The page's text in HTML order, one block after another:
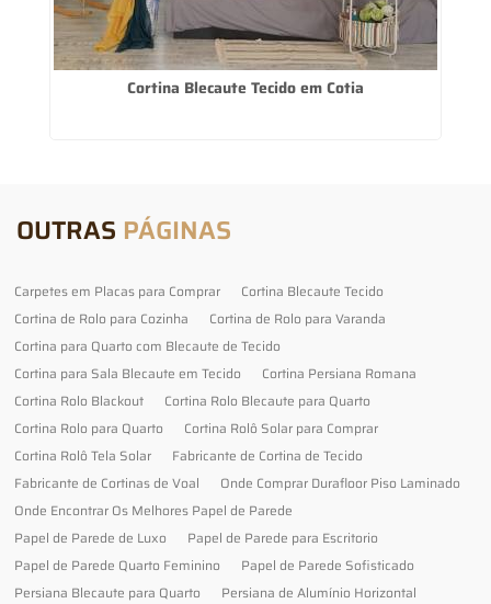
Cortina Blecaute Tecido em Cotia
OUTRAS PÁGINAS
Carpetes em Placas para Comprar
Cortina Blecaute Tecido
Cortina de Rolo para Cozinha
Cortina de Rolo para Varanda
Cortina para Quarto com Blecaute de Tecido
Cortina para Sala Blecaute em Tecido
Cortina Persiana Romana
Cortina Rolo Blackout
Cortina Rolo Blecaute para Quarto
Cortina Rolo para Quarto
Cortina Rolô Solar para Comprar
Cortina Rolô Tela Solar
Fabricante de Cortina de Tecido
Fabricante de Cortinas de Voal
Onde Comprar Durafloor Piso Laminado
Onde Encontrar Os Melhores Papel de Parede
Papel de Parede de Luxo
Papel de Parede para Escritorio
Papel de Parede Quarto Feminino
Papel de Parede Sofisticado
Persiana Blecaute para Quarto
Persiana de Alumínio Horizontal